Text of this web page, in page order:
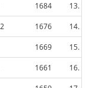
1684
13.
1676
14.
1669
15.
1661
16.